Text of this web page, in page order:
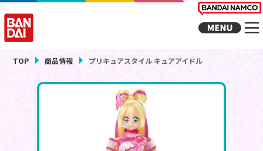
TOP 商品情報 プリキュアスタイル キュアアイドル